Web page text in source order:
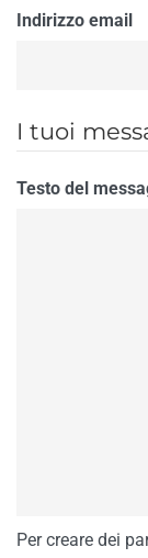
Indirizzo email
I tuoi
Testo del
Per creare dei